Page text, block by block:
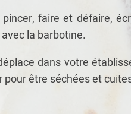
faire et défaire,
la barbotine.
déplace dans votre
pour être séchées et